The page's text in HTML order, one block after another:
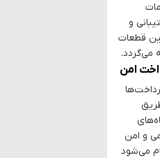
و
قطعات
می‌گردد.
امن
و امن
می‌شود